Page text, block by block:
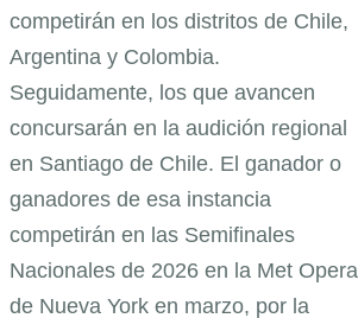
competirán en los distritos de Chile,
Argentina y Colombia.
Seguidamente, los que avancen
concursarán en la audición regional
en Santiago de Chile. El ganador o
ganadores de esa instancia
competirán en las Semifinales
Nacionales de 2026 en la Met Opera
de Nueva York en marzo, por la